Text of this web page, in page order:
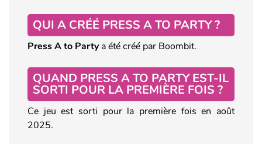
QUI A CRÉÉ PRESS A TO PARTY ?
Press A to Partya été créé par Boombit.
QUAND PRESS A TO PARTY EST-IL
SORTI POUR LA PREMIÈRE FOIS ?
Ce jeu est sorti pour la première fois en août
2025.